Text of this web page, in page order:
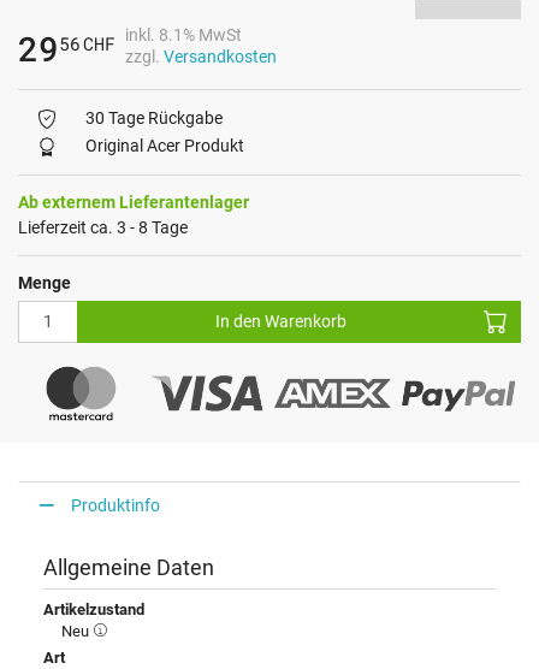
2956CHF
inkl. 8.1% MwSt
zzgl. Versandkosten
30 Tage Rückgabe
Original Acer Produkt
Ab externem Lieferantenlager
Lieferzeit ca. 3 - 8 Tage
Menge
In den Warenkorb
Produktinfo
Allgemeine Daten
Artikelzustand
Neu
Art